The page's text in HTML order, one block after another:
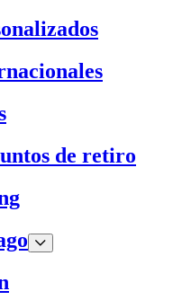
de retiro